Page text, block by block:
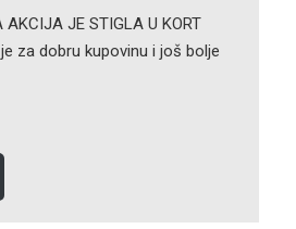
AKCIJA JE STIGLA U KORT
za dobru kupovinu i još bolje